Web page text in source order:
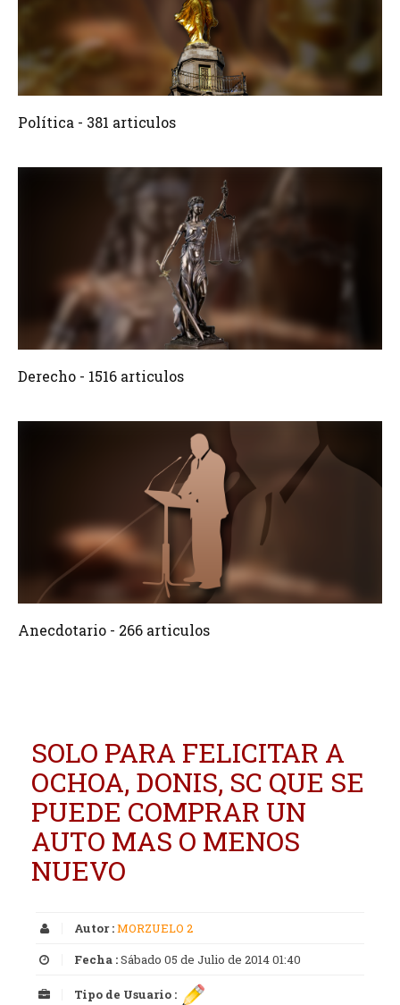
381 Articulos
Política - 381 articulos
Crear 1516 Articulos
Derecho - 1516 articulos
Crear 266 Articulos
Anecdotario - 266 articulos
SOLO PARA FELICITAR A
OCHOA, DONIS, SC QUE SE
PUEDE COMPRAR UN
AUTO MAS O MENOS
NUEVO
Autor :MORZUELO 2
Fecha :Sábado 05 de Julio de 2014 01:40
Tipo de Usuario :